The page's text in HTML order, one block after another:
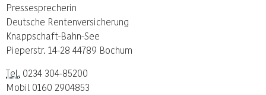
Pressesprecherin
Deutsche Rentenversicherung
Knappschaft-Bahn-See
Pieperstr. 14-28 44789 Bochum
Tel. 0234 304-85200
Mobil 0160 2904853